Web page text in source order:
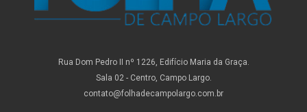
Rua Dom Pedro II nº 1226, Edifício Maria da Graça.
Sala 02 - Centro, Campo Largo.
contato@folhadecampolargo.com.br